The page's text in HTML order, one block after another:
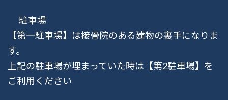
駐車場
【第一駐車場】は接骨院のある建物の裏手になりま
す。
上記の駐車場が埋まっていた時は【第2駐車場】を
ご利用ください